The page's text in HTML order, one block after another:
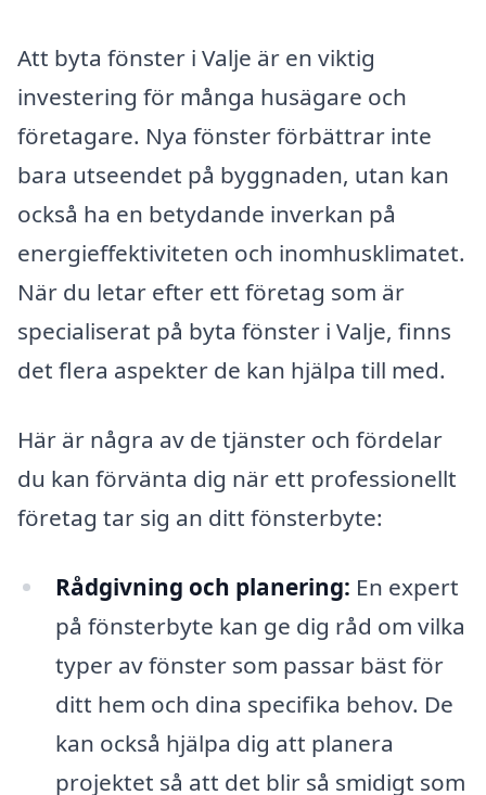
Att byta fönster i Valje är en viktig
investering för många husägare och
företagare. Nya fönster förbättrar inte
bara utseendet på byggnaden, utan kan
också ha en betydande inverkan på
energieffektiviteten och inomhusklimatet.
När du letar efter ett företag som är
specialiserat på byta fönster i Valje, finns
det flera aspekter de kan hjälpa till med.
Här är några av de tjänster och fördelar
du kan förvänta dig när ett professionellt
företag tar sig an ditt fönsterbyte:
Rådgivning och planering: En expert
på fönsterbyte kan ge dig råd om vilka
typer av fönster som passar bäst för
ditt hem och dina specifika behov. De
kan också hjälpa dig att planera
projektet så att det blir så smidigt som